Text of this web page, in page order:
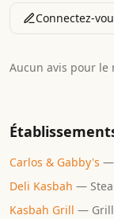
Connectez-
Aucun avis pour le
Carlos & Gabby's —
Deli Kasbah —
Kasbah Grill — Grill